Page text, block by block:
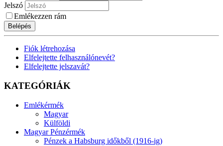
Jelszó
Emlékezzen rám
Belépés
Fiók létrehozása
Elfelejtette felhasználónevét?
Elfelejtette jelszavát?
KATEGÓRIÁK
Emlékérmék
Magyar
Külföldi
Magyar Pénzérmék
Pénzek a Habsburg időkből (1916-ig)